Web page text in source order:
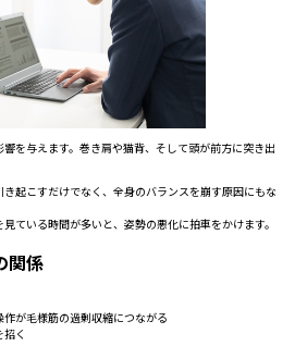
を与えます。巻き肩や猫背、そして頭が前方に突き出
起こすだけでなく、全身のバランスを崩す原因にもな
ている時間が多いと、姿勢の悪化に拍車をかけます。
関係
が毛様筋の過剰収縮につながる
く